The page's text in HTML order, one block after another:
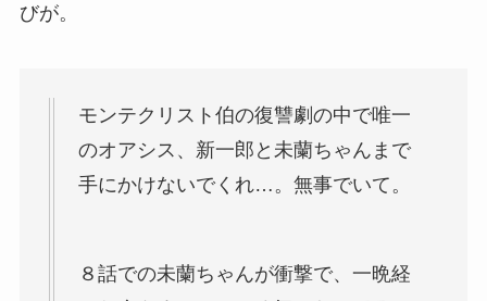
びが。
モンテクリスト伯の復讐劇の中で唯一
のオアシス、新一郎と未蘭ちゃんまで
手にかけないでくれ…。無事でいて。
８話での未蘭ちゃんが衝撃で、一晩経